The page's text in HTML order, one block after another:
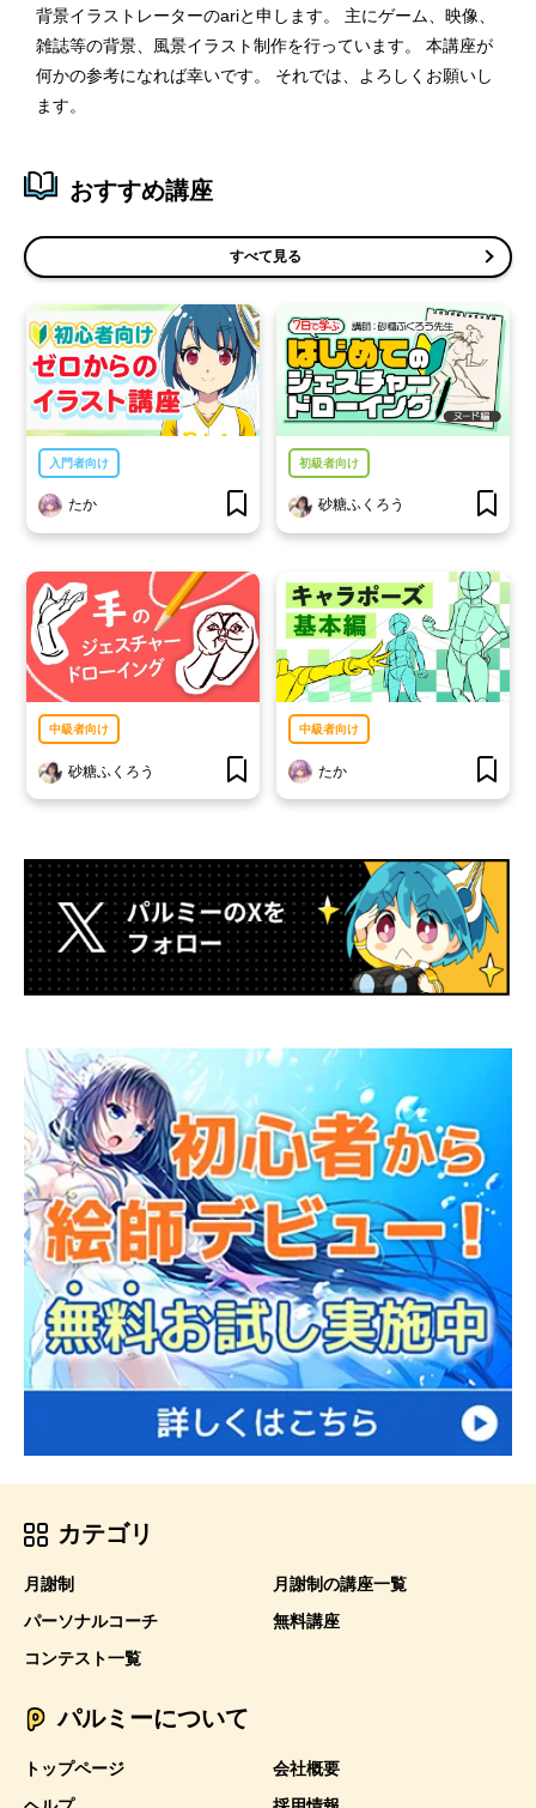
背景イラストレーターのariと申します。 主にゲーム、映像、
雑誌等の背景、風景イラスト制作を行っています。 本講座が
何かの参考になれば幸いです。 それでは、よろしくお願いし
ます。
おすすめ講座
すべて見る
入門者向け
たか
初級者向け
砂糖ふくろう
中級者向け
砂糖ふくろう
中級者向け
たか
カテゴリ
月謝制
月謝制の講座一覧
パーソナルコーチ
無料講座
コンテスト一覧
パルミーについて
トップページ
会社概要